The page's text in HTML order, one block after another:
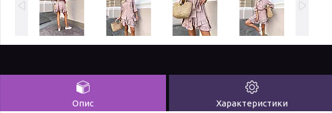
Опис Характеристики